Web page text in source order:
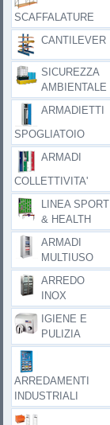
SCAFFALATURE
CANTILEVER
SICUREZZA
AMBIENTALE
ARMADIETTI
SPOGLIATOIO
ARMADI
COLLETTIVITA'
LINEA SPORT
& HEALTH
ARMADI
MULTIUSO
ARREDO
INOX
IGIENE E
PULIZIA
ARREDAMENTI
INDUSTRIALI